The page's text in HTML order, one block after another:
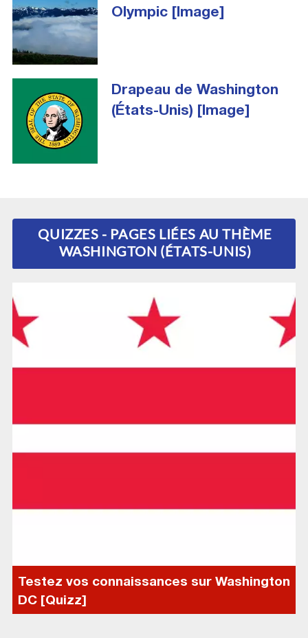
Olympic [Image]
Drapeau de Washington
(États-Unis) [Image]
QUIZZES - PAGES LIÉES AU THÈME
WASHINGTON (ÉTATS-UNIS)
Testez vos connaissances sur Washington
DC [Quizz]